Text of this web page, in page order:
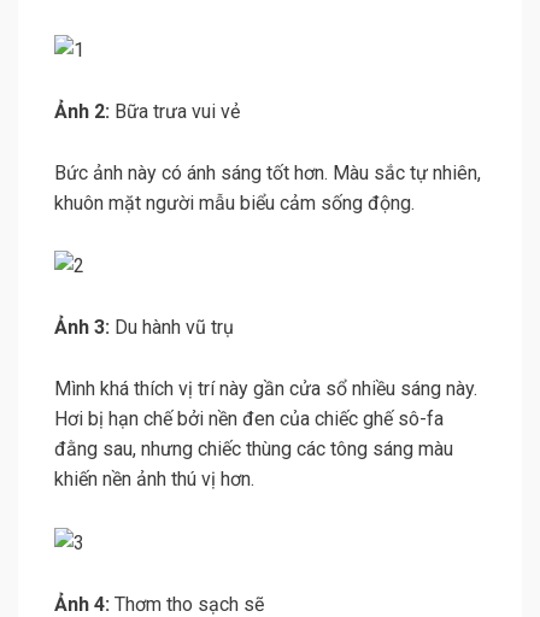
Ảnh 2: Bữa trưa vui vẻ
Bức ảnh này có ánh sáng tốt hơn. Màu sắc tự nhiên,
khuôn mặt người mẫu biểu cảm sống động.
Ảnh 3: Du hành vũ trụ
Mình khá thích vị trí này gần cửa sổ nhiều sáng này.
Hơi bị hạn chế bởi nền đen của chiếc ghế sô-fa
đằng sau, nhưng chiếc thùng các tông sáng màu
khiến nền ảnh thú vị hơn.
Ảnh 4: Thơm tho sạch sẽ